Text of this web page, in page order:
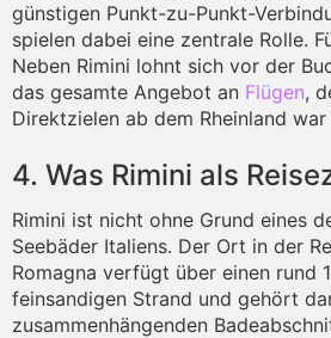
günstigen Punkt-zu-Punkt-
spielen dabei eine zentrale Rolle.
Neben Rimini lohnt sich vor der
das gesamte Angebot an Flügen,
Direktzielen ab dem Rheinland
4. Was Rimini als
Rimini ist nicht ohne Grund eines
Seebäder Italiens. Der Ort in der
Romagna verfügt über einen rund
feinsandigen Strand und gehört
zusammenhängenden